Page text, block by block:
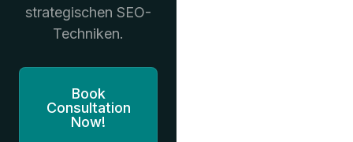
strategischen SEO-
Techniken.
Book
Consultation
Now!